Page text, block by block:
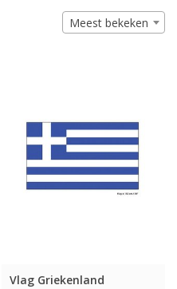
Meest bekeken
Vlag Griekenland